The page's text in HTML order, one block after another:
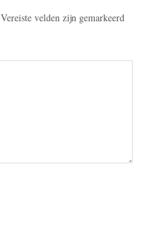
Vereiste velden zijn gemarkeerd